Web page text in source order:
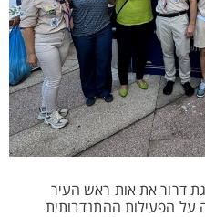
דרור את אות ראש העיר
על הפעילות ההתנדבותית